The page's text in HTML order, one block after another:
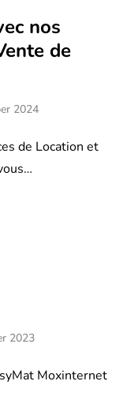
nos
de
2024
de Location et
2023
Moxinternet